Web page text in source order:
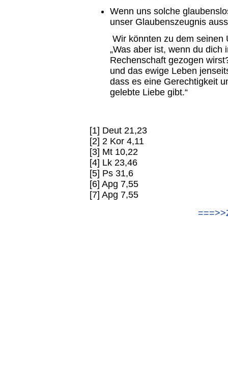
Wenn uns solche
unser Glaubenszeugnis
Wir könnten zu dem seinen
„Was aber ist, wenn du
Rechenschaft gezogen
und das ewige Leben
dass es eine Gerechtigkeit
gelebte Liebe gibt.“
[1] Deut 21,23
[2] 2 Kor 4,11
[3] Mt 10,22
[4] Lk 23,46
[5] Ps 31,6
[6] Apg 7,55
[7] Apg 7,55